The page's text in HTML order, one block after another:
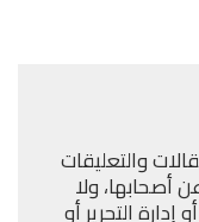
والتعليقات
أصحابها، ولا
التحرير أو